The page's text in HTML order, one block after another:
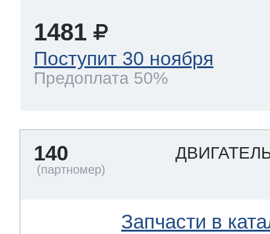
1481
Поступит 30 ноября
Предоплата 50%
140
Запчасти в